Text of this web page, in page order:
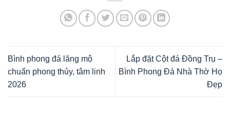
Bình phong đá lăng mộ
chuẩn phong thủy, tâm linh
2026
Lắp đặt Cột đá Đồng Trụ –
Bình Phong Đá Nhà Thờ Họ
Đẹp